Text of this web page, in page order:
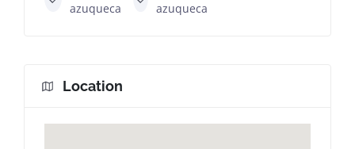
azuqueca
azuqueca
Location